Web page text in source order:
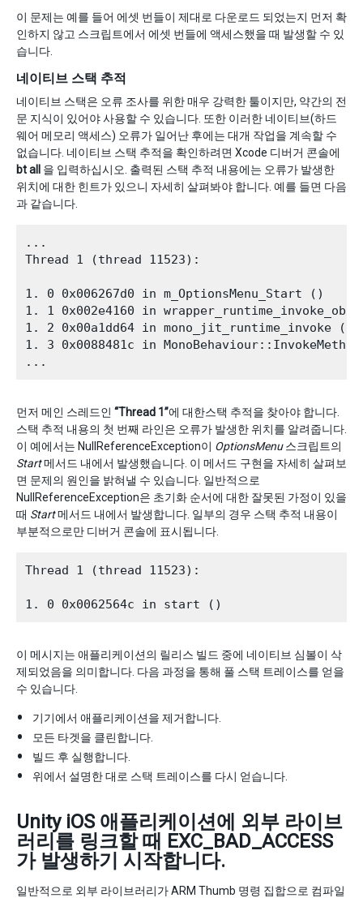
이 문제는 예를 들어 에셋 번들이 제대로 다운로드 되었는지 먼저 확
인하지 않고 스크립트에서 에셋 번들에 액세스했을 때 발생할 수 있
습니다.
네이티브 스택 추적
네이티브 스택은 오류 조사를 위한 매우 강력한 툴이지만, 약간의 전
문 지식이 있어야 사용할 수 있습니다. 또한 이러한 네이티브(하드
웨어 메모리 액세스) 오류가 일어난 후에는 대개 작업을 계속할 수
없습니다. 네이티브 스택 추적을 확인하려면 Xcode 디버거 콘솔에
bt all
을 입력하십시오. 출력된 스택 추적 내용에는 오류가 발생한
위치에 대한 힌트가 있으니 자세히 살펴봐야 합니다. 예를 들면 다음
과 같습니다.
...
Thread 1 (thread 11523):
1. 0 0x006267d0 in m_OptionsMenu_Start ()
1. 1 0x002e4160 in
1. 2 0x00a1dd64 in mono_jit_runtime_invoke
1. 3 0x0088481c in
먼저 메인 스레드인 “Thread 1”에 대한스택 추적을 찾아야 합니다.
스택 추적 내용의 첫 번째 라인은 오류가 발생한 위치를 알려줍니다.
이 예에서는 NullReferenceException이 OptionsMenu스크립트의
Start메서드 내에서 발생했습니다. 이 메서드 구현을 자세히 살펴보
면 문제의 원인을 밝혀낼 수 있습니다. 일반적으로
NullReferenceException은 초기화 순서에 대한 잘못된 가정이 있을
때 Start메서드 내에서 발생합니다. 일부의 경우 스택 추적 내용이
부분적으로만 디버거 콘솔에 표시됩니다.
Thread 1 (thread 11523):
이 메시지는 애플리케이션의 릴리스 빌드 중에 네이티브 심볼이 삭
제되었음을 의미합니다. 다음 과정을 통해 풀 스택 트레이스를 얻을
수 있습니다.
기기에서 애플리케이션을 제거합니다.
모든 타겟을 클린합니다.
빌드 후 실행합니다.
위에서 설명한 대로 스택 트레이스를 다시 얻습니다.
Unity iOS 애플리케이션에 외부 라이브
러리를 링크할 때 EXC_BAD_ACCESS
가 발생하기 시작합니다.
일반적으로 외부 라이브러리가 ARM Thumb 명령 집합으로 컴파일